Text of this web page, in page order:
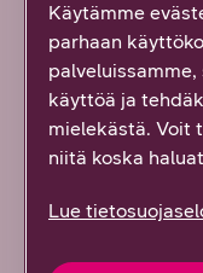
käyttöönotto,
suorituskyky,
takuu takaavat
tulevaisuuteen.
Käytämme
parhaan
käyttöä ja
mielekästä. Voit
niitä koska
Lue